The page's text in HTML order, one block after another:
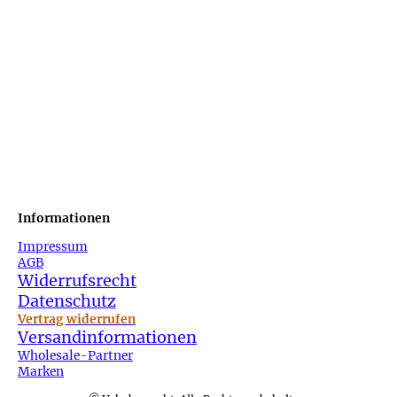
Informationen
Impressum
AGB
Widerrufsrecht
Datenschutz
Vertrag widerrufen
Versandinformationen
Wholesale-Partner
Marken